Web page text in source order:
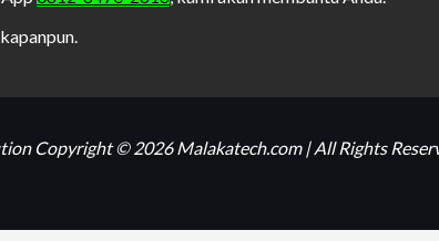
Copyright © 2026 Malakatech.com | All Rights